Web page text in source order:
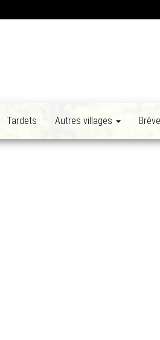
Tardets Autres villages